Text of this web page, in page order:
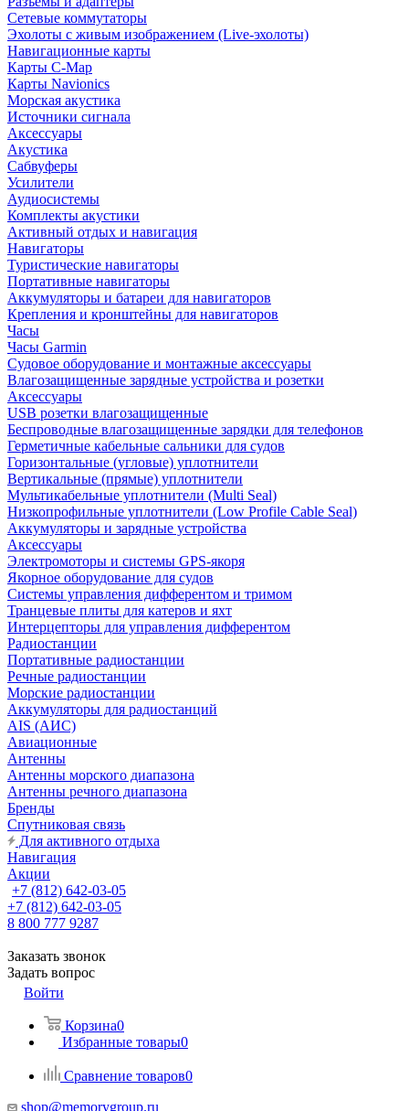
Сетевые коммутаторы
Эхолоты с живым изображением (Live-эхолоты)
Навигационные карты
Карты C-Map
Карты Navionics
Морская акустика
Источники сигнала
Аксессуары
Акустика
Сабвуферы
Усилители
Аудиосистемы
Комплекты акустики
Активный отдых и навигация
Навигаторы
Туристические навигаторы
Портативные навигаторы
Аккумуляторы и батареи для навигаторов
Крепления и кронштейны для навигаторов
Часы
Часы Garmin
Судовое оборудование и монтажные аксессуары
Влагозащищенные зарядные устройства и розетки
Аксессуары
USB розетки влагозащищенные
Беспроводные влагозащищенные зарядки для телефонов
Герметичные кабельные сальники для судов
Горизонтальные (угловые) уплотнители
Вертикальные (прямые) уплотнители
Мультикабельные уплотнители (Multi Seal)
Низкопрофильные уплотнители (Low Profile Cable Seal)
Аккумуляторы и зарядные устройства
Аксессуары
Электромоторы и системы GPS-якоря
Якорное оборудование для судов
Системы управления дифферентом и тримом
Транцевые плиты для катеров и яхт
Интерцепторы для управления дифферентом
Радиостанции
Портативные радиостанции
Речные радиостанции
Морские радиостанции
Аккумуляторы для радиостанций
AIS (АИС)
Авиационные
Антенны
Антенны морского диапазона
Антенны речного диапазона
Бренды
Спутниковая связь
Для активного отдыха
Навигация
Акции
+7 (812) 642-03-05
+7 (812) 642-03-05
8 800 777 9287
Заказать звонок
Задать вопрос
Войти
Корзина0
Избранные товары0
Сравнение товаров0
shop@memorygroup.ru